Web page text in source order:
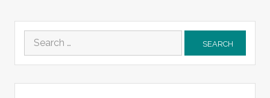
Search
for: